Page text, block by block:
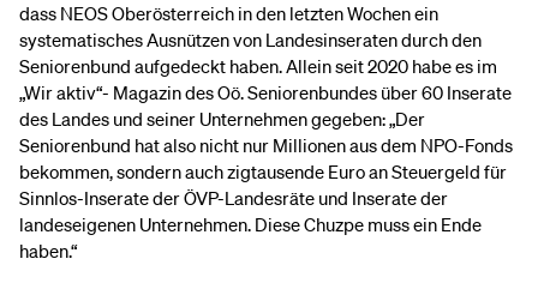
dass NEOS Oberösterreich in den letzten Wochen ein
systematisches Ausnützen von Landesinseraten durch den
Seniorenbund aufgedeckt haben. Allein seit 2020 habe es im
„Wir aktiv“- Magazin des Oö. Seniorenbundes über 60 Inserate
des Landes und seiner Unternehmen gegeben: „Der
Seniorenbund hat also nicht nur Millionen aus dem NPO-Fonds
bekommen, sondern auch zigtausende Euro an Steuergeld für
Sinnlos-Inserate der ÖVP-Landesräte und Inserate der
landeseigenen Unternehmen. Diese Chuzpe muss ein Ende
haben.“